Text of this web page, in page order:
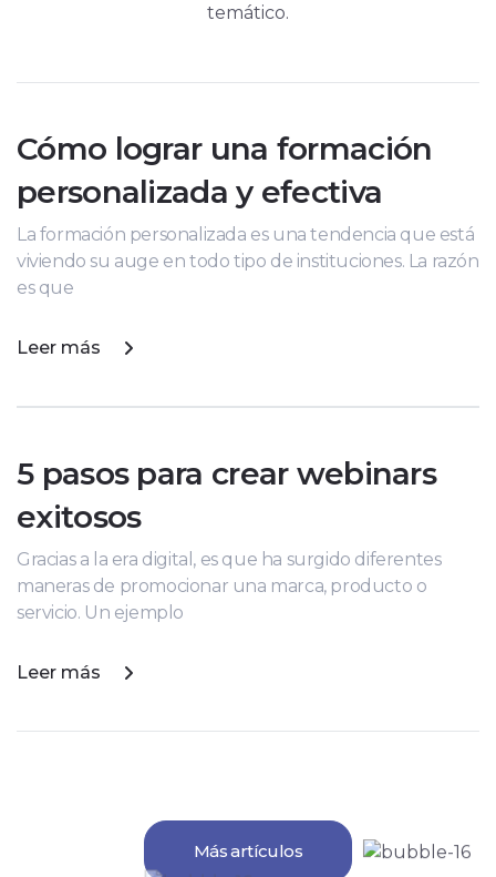
temático.
Cómo lograr una formación
personalizada y efectiva
La formación personalizada es una tendencia que está
viviendo su auge en todo tipo de instituciones. La razón
es que
Leer más
5 pasos para crear webinars
exitosos
Gracias a la era digital, es que ha surgido diferentes
maneras de promocionar una marca, producto o
servicio. Un ejemplo
Leer más
Más artículos